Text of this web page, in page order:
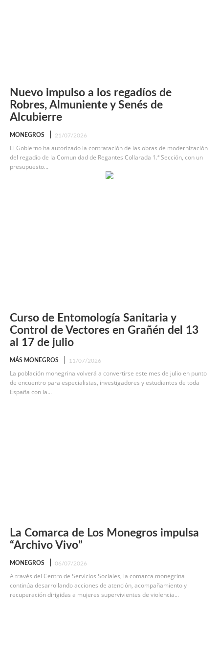
Nuevo impulso a los regadíos de
Robres, Almuniente y Senés de
Alcubierre
MONEGROS 21/07/2026
El Gobierno ha autorizado la contratación de las obras de modernización
del regadío de la Comunidad de Regantes Collarada 1.ª Sección, con un
presupuesto...
Curso de Entomología Sanitaria y
Control de Vectores en Grañén del 13
al 17 de julio
MÁS MONEGROS 11/07/2026
La población monegrina volverá a convertirse este mes de julio en punto
de encuentro para especialistas, investigadores y estudiantes de toda
España con la...
La Comarca de Los Monegros impulsa
“Archivo Vivo”
MONEGROS 06/07/2026
A través del Centro de Servicios Sociales, la comarca monegrina
continúa desarrollando acciones de atención, acompañamiento y
recuperación dirigidas a mujeres supervivientes de violencia...